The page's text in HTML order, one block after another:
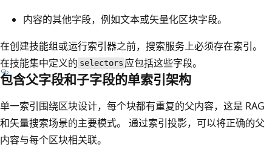
内容的其他字段，例如文本或矢量化区块字段。
在创建技能组或运行索引器之前，搜索服务上必须存在索引。
在技能集中定义的 selectors 应包括这些字段。
包含父字段和子字段的单索引架构
单一索引围绕区块设计，每个块都有重复的父内容，这是 RAG
和矢量搜索场景的主要模式。 通过索引投影，可以将正确的父
内容与每个区块相关联。